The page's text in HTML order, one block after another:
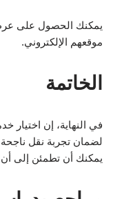
يمكنك الحصول على
موقعهم الإلكتروني.
الخاتمة
في النهاية، إن اختيار
لضمان تجربة نقل
يمكنك أن تطمئن إلى أن